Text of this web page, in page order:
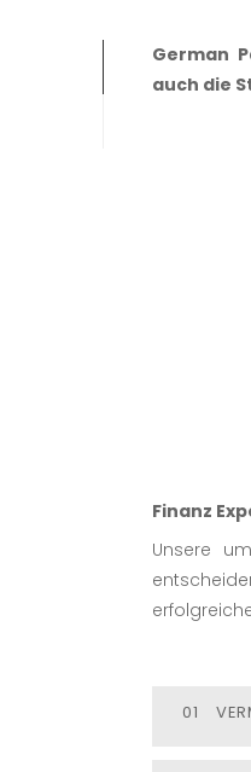
German
auch die
Finanz
Unsere
01